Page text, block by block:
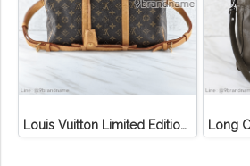
Louis Vuitton Limited Edition Monogram Canvas Sofia Coppola SC Bag